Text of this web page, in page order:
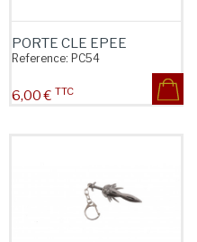
PORTE CLE EPEE
Reference: PC54
Prix
6,00 € TTC